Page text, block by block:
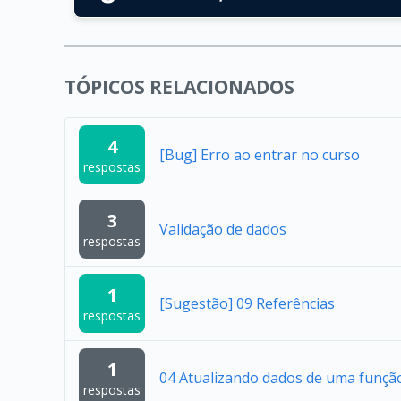
TÓPICOS RELACIONADOS
4
respostas
[Bug] Erro ao entrar no curso
3
respostas
Validação de dados
1
respostas
[Sugestão] 09 Referências
1
respostas
04 Atualizando dados de uma